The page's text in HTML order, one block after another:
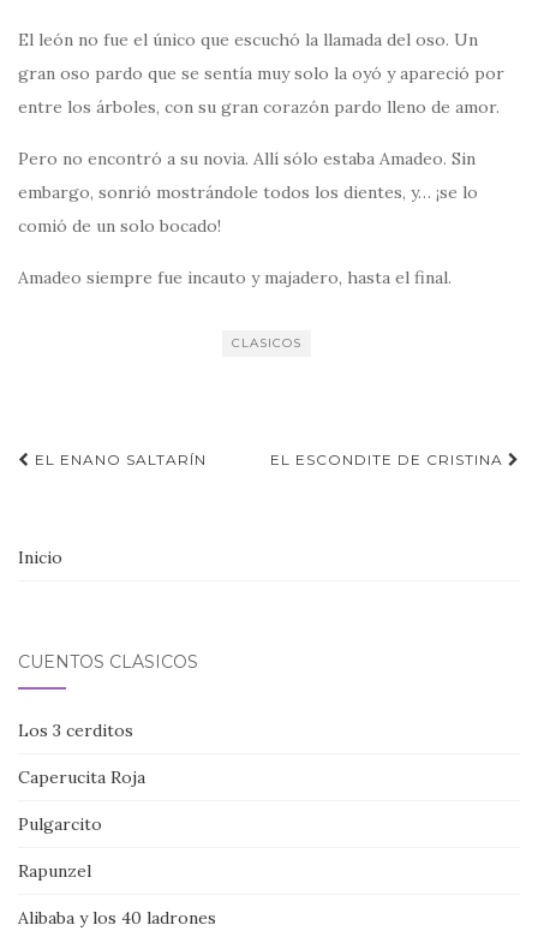
El león no fue el único que escuchó la llamada del oso. Un
gran oso pardo que se sentía muy solo la oyó y apareció por
entre los árboles, con su gran corazón pardo lleno de amor.
Pero no encontró a su novia. Allí sólo estaba Amadeo. Sin
embargo, sonrió mostrándole todos los dientes, y… ¡se lo
comió de un solo bocado!
Amadeo siempre fue incauto y majadero, hasta el final.
CLASICOS
Navegación
EL ENANO SALTARÍN EL ESCONDITE DE CRISTINA
Inicio
CUENTOS CLÁSICOS
Los 3 cerditos
Caperucita Roja
Pulgarcito
Rapunzel
Alibaba y los 40 ladrones